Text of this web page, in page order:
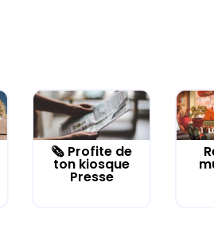
🗞️ Profite de
ton kiosque
Presse